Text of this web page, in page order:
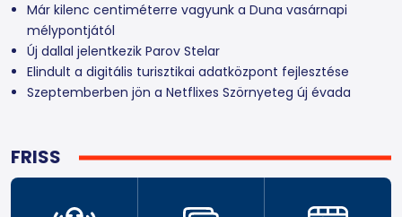
FRISS
Már kilenc centiméterre vagyunk a Duna vasárnapi
mélypontjától
Új dallal jelentkezik Parov Stelar
Elindult a digitális turisztikai adatközpont fejlesztése
Szeptemberben jön a Netflixes Szörnyeteg új évada